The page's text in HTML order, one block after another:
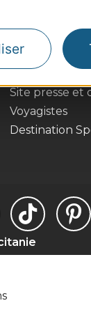
Thermalisme
Business/Mice
Site presse et
Voyagistes
Destination